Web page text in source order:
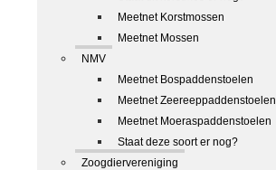
Meetnet Korstmossen
Meetnet Mossen
NMV
Meetnet Bospaddenstoelen
Meetnet Zeereeppaddenstoelen
Meetnet Moeraspaddenstoelen
Staat deze soort er nog?
Zoogdiervereniging